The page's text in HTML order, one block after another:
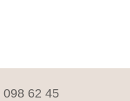
098 62 45